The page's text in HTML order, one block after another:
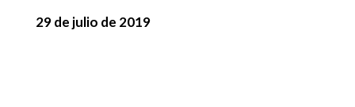
29 de julio de 2019